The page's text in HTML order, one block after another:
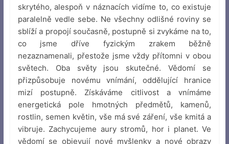
skrytého, alespoň v náznacích vidíme to, co existuje
paralelně vedle sebe. Ne všechny odlišné roviny se
sblíží a propojí současně, postupně si zvykáme na to,
co jsme dříve fyzickým zrakem běžně
nezaznamenali, přestože jsme vždy přítomni v obou
světech. Oba světy jsou skutečné. Vědomí se
přizpůsobuje novému vnímání, oddělující hranice
mizí postupně. Získáváme citlivost a vnímáme
energetická pole hmotných předmětů, kamenů,
rostlin, semen květin, vše má své záření, vše kmitá a
vibruje. Zachycujeme aury stromů, hor i planet. Ve
vědomí se objevují nové myšlenky a nové obrazy